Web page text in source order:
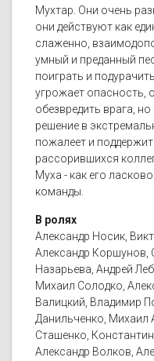
Мухтар. Они очень
они действуют как
слаженно,
умный и преданный
поиграть и
угрожает опасность,
обезвредить врага,
решение в
пожалеет и
рассорившихся
Муха - как его
команды.
В ролях
Александр Носик,
Александр Коршунов,
Назарьева, Андрей
Михаил Солодко,
Валицкий, Владимир
Данильченко, Михаил
Сташенко,
Александр Волков,